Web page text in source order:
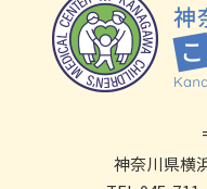
神奈川県横